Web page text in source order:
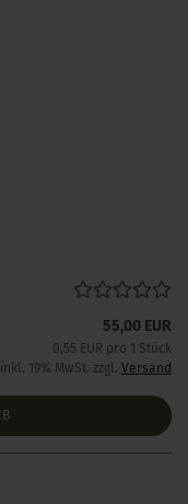
55,00 EUR
0,55 EUR pro 1 Stück
inkl. 19% MwSt. zzgl. Versand